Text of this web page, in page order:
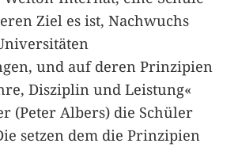
Ziel es ist, Nachwuchs
und auf deren Prinzipien
Disziplin und Leistung«
(Peter Albers) die Schüler
setzen dem die Prinzipien